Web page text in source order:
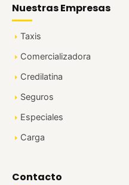
Nuestras Empresas
Taxis
Comercializadora
Credilatina
Seguros
Especiales
Carga
Contacto